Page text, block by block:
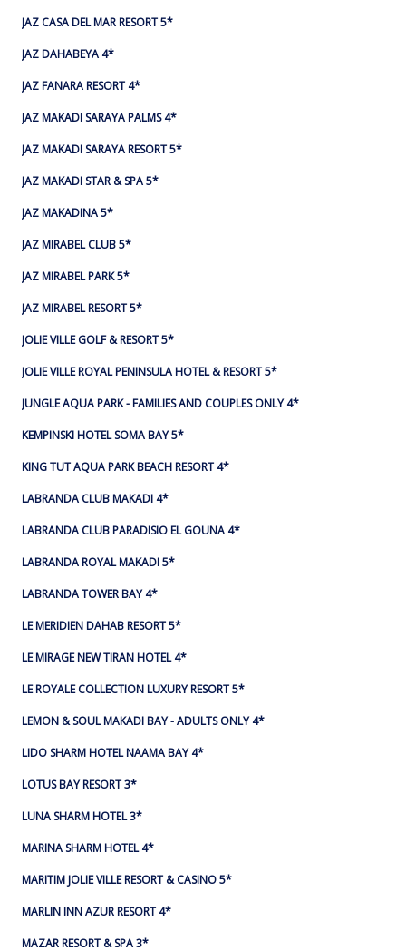
JAZ CASA DEL MAR RESORT 5*
JAZ DAHABEYA 4*
JAZ FANARA RESORT 4*
JAZ MAKADI SARAYA PALMS 4*
JAZ MAKADI SARAYA RESORT 5*
JAZ MAKADI STAR & SPA 5*
JAZ MAKADINA 5*
JAZ MIRABEL CLUB 5*
JAZ MIRABEL PARK 5*
JAZ MIRABEL RESORT 5*
JOLIE VILLE GOLF & RESORT 5*
JOLIE VILLE ROYAL PENINSULA HOTEL & RESORT 5*
JUNGLE AQUA PARK - FAMILIES AND COUPLES ONLY 4*
KEMPINSKI HOTEL SOMA BAY 5*
KING TUT AQUA PARK BEACH RESORT 4*
LABRANDA CLUB MAKADI 4*
LABRANDA CLUB PARADISIO EL GOUNA 4*
LABRANDA ROYAL MAKADI 5*
LABRANDA TOWER BAY 4*
LE MERIDIEN DAHAB RESORT 5*
LE MIRAGE NEW TIRAN HOTEL 4*
LE ROYALE COLLECTION LUXURY RESORT 5*
LEMON & SOUL MAKADI BAY - ADULTS ONLY 4*
LIDO SHARM HOTEL NAAMA BAY 4*
LOTUS BAY RESORT 3*
LUNA SHARM HOTEL 3*
MARINA SHARM HOTEL 4*
MARITIM JOLIE VILLE RESORT & CASINO 5*
MARLIN INN AZUR RESORT 4*
MAZAR RESORT & SPA 3*